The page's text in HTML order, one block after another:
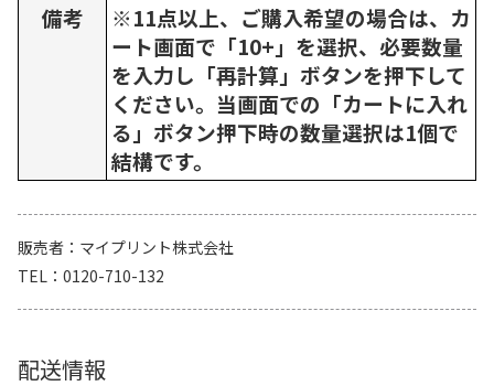
備考
※11点以上、ご購入希望の場合は、カ
ート画面で「10+」を選択、必要数量
を入力し「再計算」ボタンを押下して
ください。当画面での「カートに入れ
る」ボタン押下時の数量選択は1個で
結構です。
販売者
マイプリント株式会社
TEL
0120-710-132
配送情報